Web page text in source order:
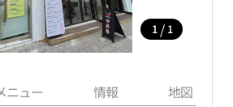
1 / 1
ニュー 情報 地図